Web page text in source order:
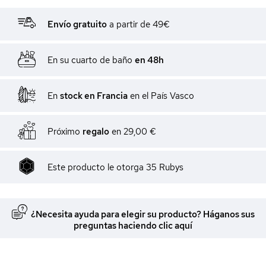
Envío gratuito a partir de 49€
En su cuarto de baño en 48h
En stock en Francia en el País Vasco
Próximo regalo en 29,00 €
Este producto le otorga 35 Rubys
¿Necesita ayuda para elegir su producto? Háganos sus
preguntas haciendo clic aquí